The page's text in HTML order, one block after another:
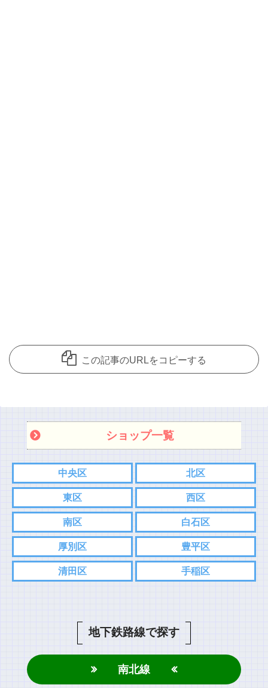
この記事のURLをコピーする
ショップ一覧
中央区 北区
東区 西区
南区 白石区
厚別区 豊平区
清田区 手稲区
地下鉄路線で探す
南北線